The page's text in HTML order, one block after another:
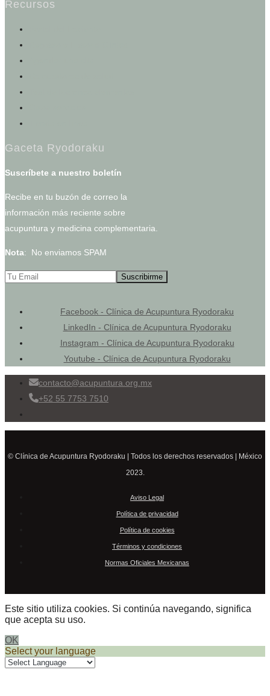
Recursos
Gaceta Ryodoraku
Suscríbete a nuestro boletín
Recibe en tu buzón de correo la
información más reciente sobre
acupuntura y medicina complementaria.
Nota: No enviamos SPAM
Facebook - Clínica de Acupuntura Ryodoraku
LinkedIn - Clínica de Acupuntura Ryodoraku
Instagram - Clínica de Acupuntura Ryodoraku
Youtube - Clínica de Acupuntura Ryodoraku
contacto@acupuntura.org.mx
+52 55 7753 7510
© Clínica de Acupuntura Ryodoraku | Todos los derechos reservados | México
2023.
Aviso Legal
Política de privacidad
Política de cookies
Términos y condiciones
Normas Oficiales Mexicanas
Este sitio utiliza cookies. Si continúa navegando, significa
que acepta su uso.
OK
Select your language